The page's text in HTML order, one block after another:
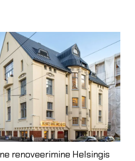
renoveerimine Helsingis